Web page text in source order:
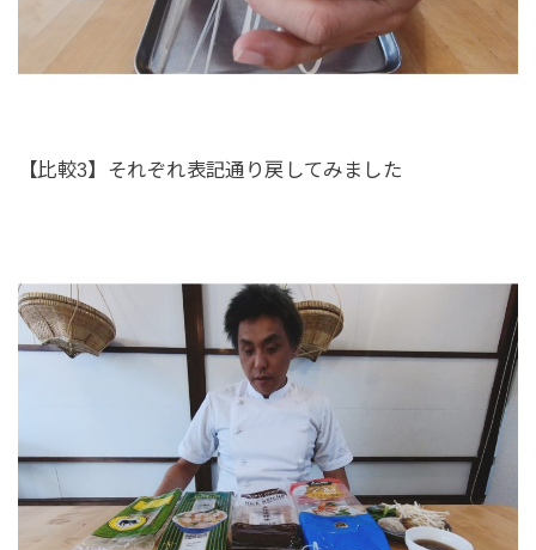
【比較3】それぞれ表記通り戻してみました